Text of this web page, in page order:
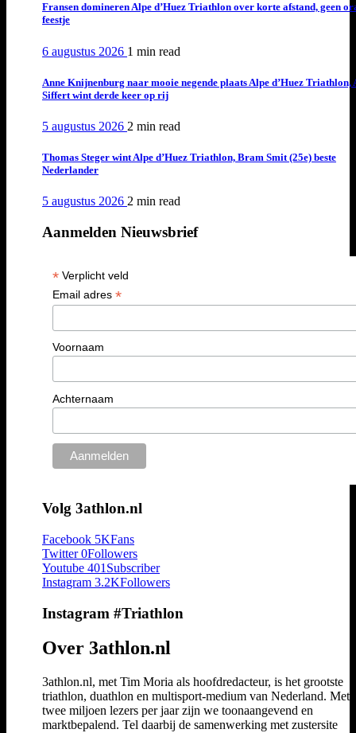
Fransen domineren Alpe d’Huez Triathlon over korte afstand, geen
feestje
6 augustus 2026 1 min read
Anne Knijnenburg naar mooie negende plaats Alpe d’Huez Triathlon,
Siffert wint derde keer op rij
5 augustus 2026 2 min read
Thomas Steger wint Alpe d’Huez Triathlon, Bram Smit (25e) beste
Nederlander
5 augustus 2026 2 min read
Aanmelden Nieuwsbrief
*Verplicht veld
Email adres *
Voornaam
Achternaam
Volg 3athlon.nl
Facebook 5KFans
Twitter 0Followers
Youtube 401 Subscriber
Instagram 3.2KFollowers
Instagram #Triathlon
Over 3athlon.nl
3athlon.nl, met Tim Moria als hoofdredacteur, is het grootste
triathlon, duathlon en multisport-medium van Nederland. Met
twee miljoen lezers per jaar zijn we toonaangevend en
marktbepalend. Tel daarbij de samenwerking met zustersite